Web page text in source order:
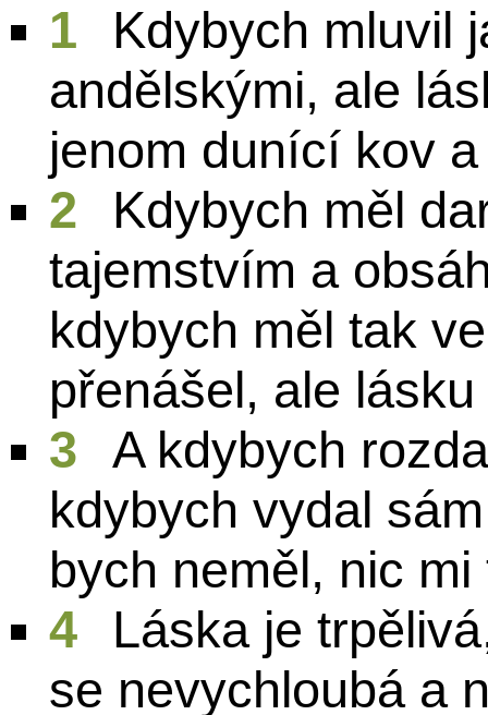
1
Kdybych mluvil
andělskými, ale
jenom dunící kov
2
Kdybych měl
tajemstvím a
kdybych měl tak
přenášel, ale
3
A kdybych
kdybych vydal
bych neměl, nic
4
Láska je
se nevychloubá a